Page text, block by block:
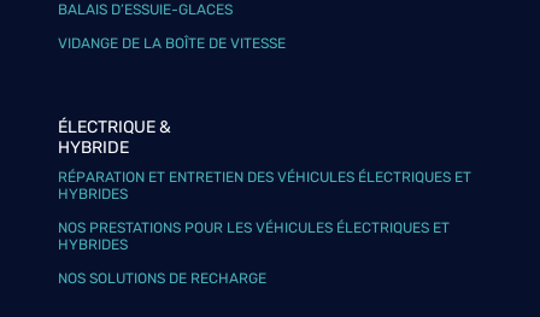
BALAIS D’ESSUIE-GLACES
VIDANGE DE LA BOÎTE DE VITESSE
ÉLECTRIQUE &
HYBRIDE
RÉPARATION ET ENTRETIEN DES VÉHICULES ÉLECTRIQUES ET
HYBRIDES
NOS PRESTATIONS POUR LES VÉHICULES ÉLECTRIQUES ET
HYBRIDES
NOS SOLUTIONS DE RECHARGE